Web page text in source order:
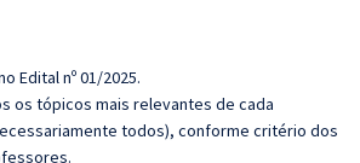
Edital nº 01/2025.
os tópicos mais relevantes de cada
todos), conforme critério dos